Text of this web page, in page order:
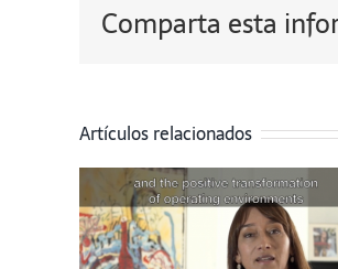
Comparta esta
Artículos relacionados